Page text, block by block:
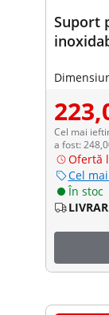
Suport
Cel mai
a fost:
Ofertă
Cel
În stoc